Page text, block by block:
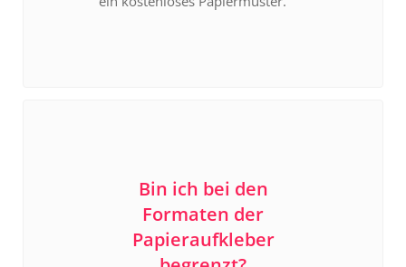
Bin ich bei den
Formaten der
Papieraufkleber